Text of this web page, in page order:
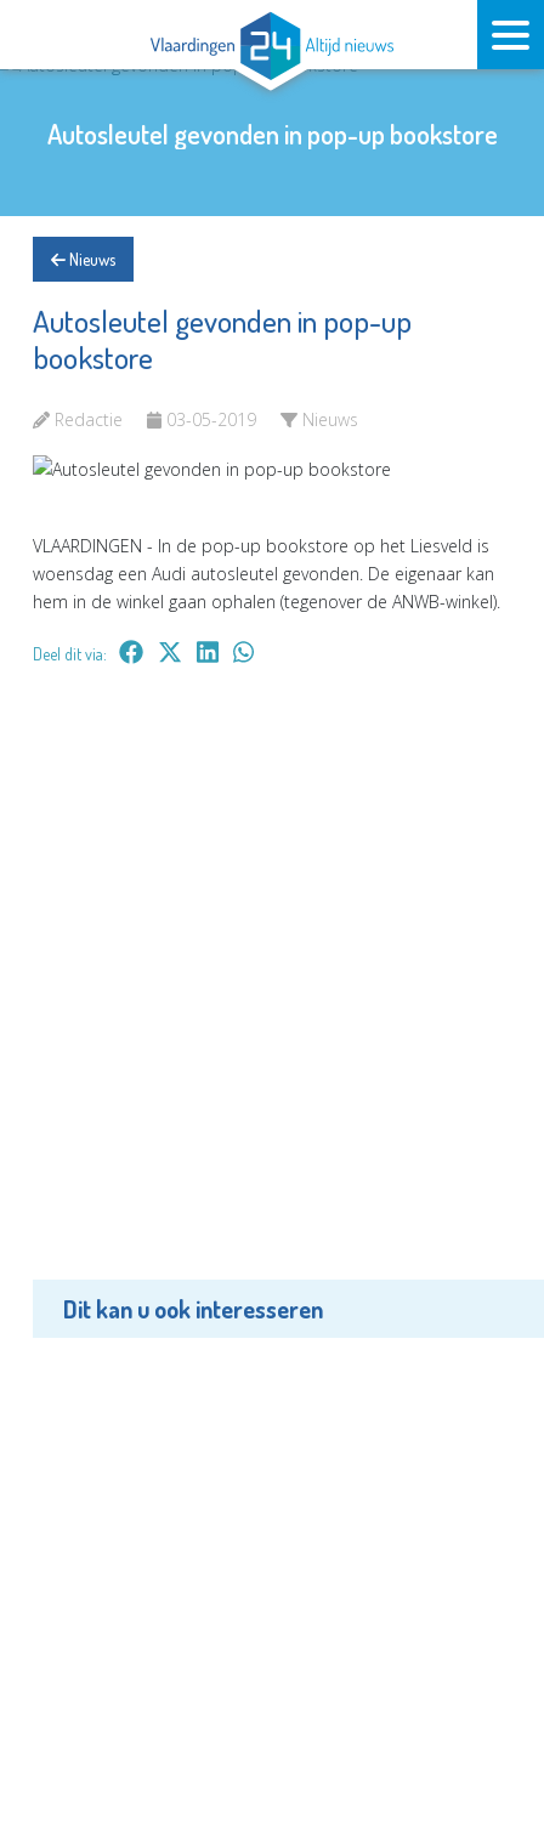
Autosleutel gevonden in pop-up bookstore
Nieuws
Autosleutel gevonden in pop-up
bookstore
Redactie 03-05-2019 Nieuws
VLAARDINGEN - In de pop-up bookstore op het Liesveld is
woensdag een Audi autosleutel gevonden. De eigenaar kan
hem in de winkel gaan ophalen (tegenover de ANWB-winkel).
Deel dit via:
Dit kan u ook interesseren